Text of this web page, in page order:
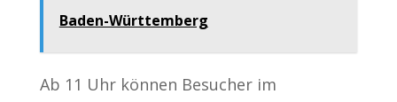
Baden-Württemberg
Ab 11 Uhr können Besucher im